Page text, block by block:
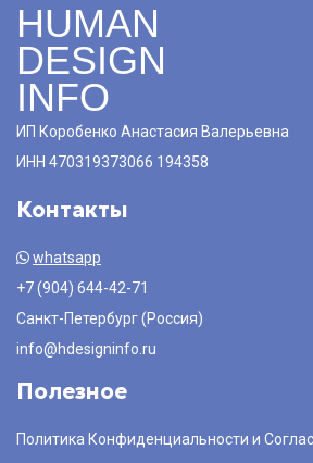
HUMAN
DESIGN
INFO
ИП Коробенко Анастасия Валерьевна
ИНН 470319373066 194358
Контакты
whatsapp
+7 (904) 644-42-71
Санкт-Петербург (Россия)
info@hdesigninfo.ru
Полезное
Политика Конфиденциальности и